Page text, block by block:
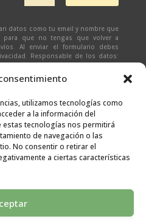
utilizamos tecnologías como
a la información del
tecnologías nos permitirá
de navegación o las
No consentir o retirar el
a ciertas características
datos como tu email y nombre que
para que no tengas que volver a
Al enviar el formulario debes
Responsable de los datos:
a solicitudes del formulario |
expreso | Destinatario:
cliente email) | Derechos: Tienes